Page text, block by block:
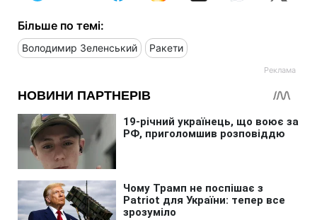
Більше по темі:
Володимир Зеленський Ракети